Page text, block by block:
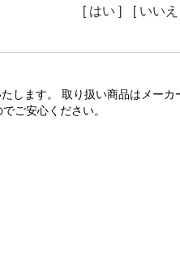
[ はい ] [ いい
します。 取り扱い商品はメーカ
ご安心ください。